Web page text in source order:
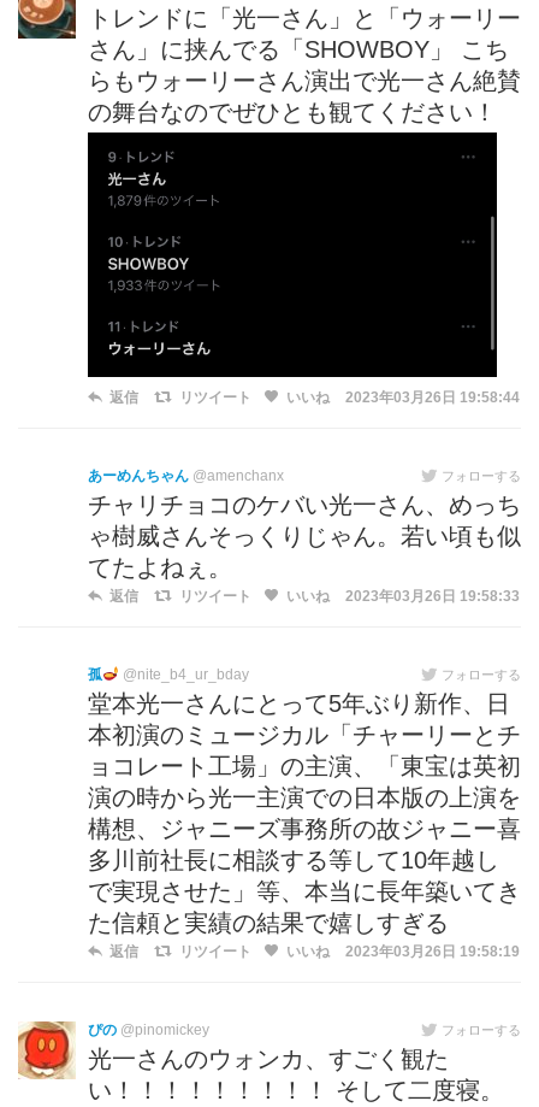
トレンドに「光一さん」と「ウォーリー
さん」に挟んでる「SHOWBOY」 こち
らもウォーリーさん演出で光一さん絶賛
の舞台なのでぜひとも観てください！
返信 リツイート いいね 2023年03月26日 19:58:44
あーめんちゃん @amenchanx フォローする
チャリチョコのケバい光一さん、めっち
ゃ樹威さんそっくりじゃん。若い頃も似
てたよねぇ。
返信 リツイート いいね 2023年03月26日 19:58:33
孤 @nite_b4_ur_bday フォローする
堂本光一さんにとって5年ぶり新作、日
本初演のミュージカル「チャーリーとチ
ョコレート工場」の主演、「東宝は英初
演の時から光一主演での日本版の上演を
構想、ジャニーズ事務所の故ジャニー喜
多川前社長に相談する等して10年越し
で実現させた」等、本当に長年築いてき
た信頼と実績の結果で嬉しすぎる
返信 リツイート いいね 2023年03月26日 19:58:19
ぴの @pinomickey フォローする
光一さんのウォンカ、すごく観た
い！！！！！！！！！ そして二度寝。